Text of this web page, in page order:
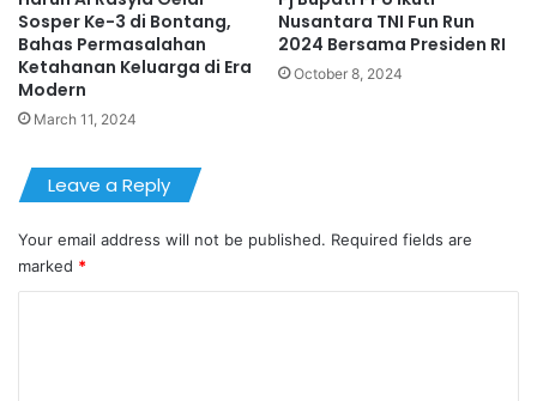
Sosper Ke-3 di Bontang,
Bahas Permasalahan
Ketahanan Keluarga di Era
Modern
March 11, 2024
Nusantara TNI Fun Run
2024 Bersama Presiden RI
October 8, 2024
Leave a Reply
Your email address will not be published. Required fields are
marked *